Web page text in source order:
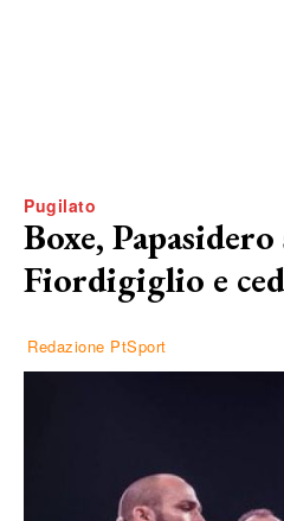
Pugilato
Boxe,
Fiordigiglio e
Redazione PtSport